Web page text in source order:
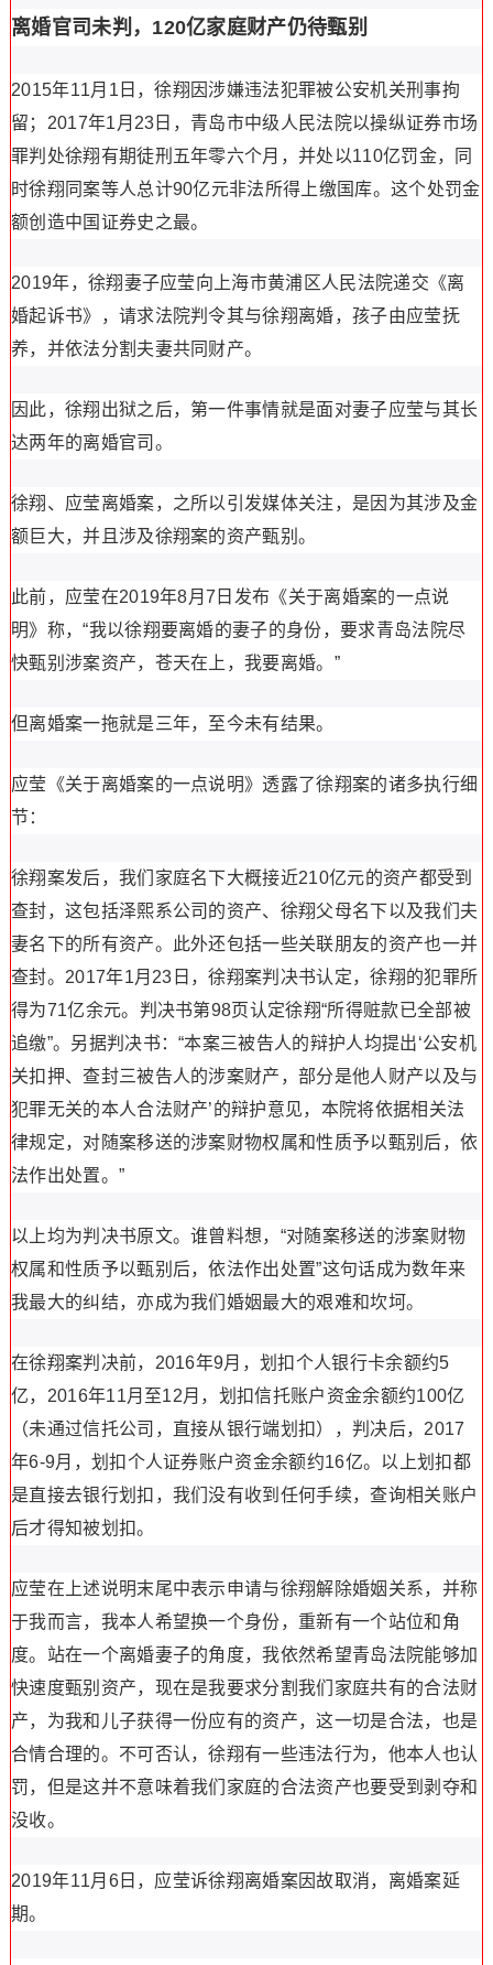
离婚官司未判，120亿家庭财产仍待甄别
2015年11月1日，徐翔因涉嫌违法犯罪被公安机关刑事拘
留；2017年1月23日，青岛市中级人民法院以操纵证券市场
罪判处徐翔有期徒刑五年零六个月，并处以110亿罚金，同
时徐翔同案等人总计90亿元非法所得上缴国库。这个处罚金
额创造中国证券史之最。
2019年，徐翔妻子应莹向上海市黄浦区人民法院递交《离
婚起诉书》，请求法院判令其与徐翔离婚，孩子由应莹抚
养，并依法分割夫妻共同财产。
因此，徐翔出狱之后，第一件事情就是面对妻子应莹与其长
达两年的离婚官司。
徐翔、应莹离婚案，之所以引发媒体关注，是因为其涉及金
额巨大，并且涉及徐翔案的资产甄别。
此前，应莹在2019年8月7日发布《关于离婚案的一点说
明》称，“我以徐翔要离婚的妻子的身份，要求青岛法院尽
快甄别涉案资产，苍天在上，我要离婚。”
但离婚案一拖就是三年，至今未有结果。
应莹《关于离婚案的一点说明》透露了徐翔案的诸多执行细
节：
徐翔案发后，我们家庭名下大概接近210亿元的资产都受到
查封，这包括泽熙系公司的资产、徐翔父母名下以及我们夫
妻名下的所有资产。此外还包括一些关联朋友的资产也一并
查封。2017年1月23日，徐翔案判决书认定，徐翔的犯罪所
得为71亿余元。判决书第98页认定徐翔“所得赃款已全部被
追缴”。另据判决书：“本案三被告人的辩护人均提出‘公安机
关扣押、查封三被告人的涉案财产，部分是他人财产以及与
犯罪无关的本人合法财产’的辩护意见，本院将依据相关法
律规定，对随案移送的涉案财物权属和性质予以甄别后，依
法作出处置。”
以上均为判决书原文。谁曾料想，“对随案移送的涉案财物
权属和性质予以甄别后，依法作出处置”这句话成为数年来
我最大的纠结，亦成为我们婚姻最大的艰难和坎坷。
在徐翔案判决前，2016年9月，划扣个人银行卡余额约5
亿，2016年11月至12月，划扣信托账户资金余额约100亿
（未通过信托公司，直接从银行端划扣），判决后，2017
年6-9月，划扣个人证券账户资金余额约16亿。以上划扣都
是直接去银行划扣，我们没有收到任何手续，查询相关账户
后才得知被划扣。
应莹在上述说明末尾中表示申请与徐翔解除婚姻关系，并称
于我而言，我本人希望换一个身份，重新有一个站位和角
度。站在一个离婚妻子的角度，我依然希望青岛法院能够加
快速度甄别资产，现在是我要求分割我们家庭共有的合法财
产，为我和儿子获得一份应有的资产，这一切是合法，也是
合情合理的。不可否认，徐翔有一些违法行为，他本人也认
罚，但是这并不意味着我们家庭的合法资产也要受到剥夺和
没收。
2019年11月6日，应莹诉徐翔离婚案因故取消，离婚案延
期。